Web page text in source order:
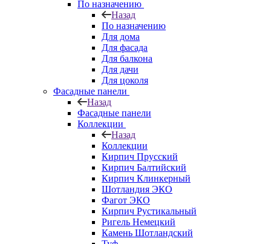
По назначению
Назад
По назначению
Для дома
Для фасада
Для балкона
Для дачи
Для цоколя
Фасадные панели
Назад
Фасадные панели
Коллекции
Назад
Коллекции
Кирпич Прусский
Кирпич Балтийский
Кирпич Клинкерный
Шотландия ЭКО
Фагот ЭКО
Кирпич Рустикальный
Ригель Немецкий
Камень Шотландский